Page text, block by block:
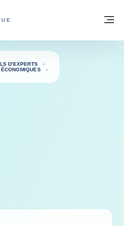
FOR TRADE - PAGE
D'EXPERTS